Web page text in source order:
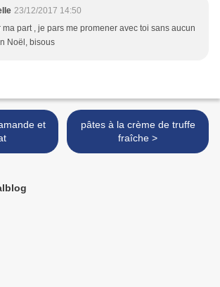
23/12/2017 14:50
ma part , je pars me promener avec toi sans aucun
Noël, bisous
pâtes à la crème de truffe
fraîche >